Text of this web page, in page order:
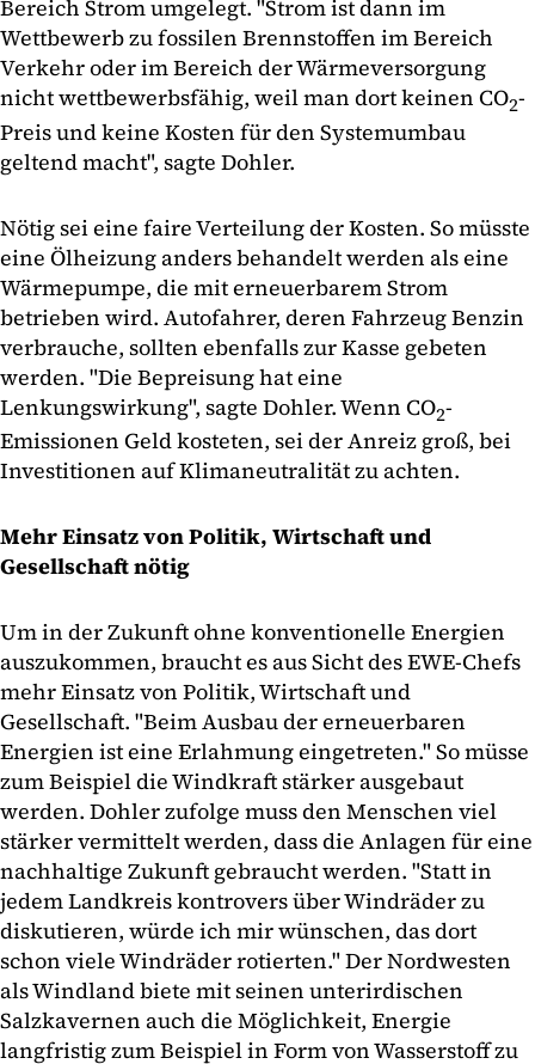
Bereich Strom umgelegt. "Strom ist dann im
Wettbewerb zu fossilen Brennstoffen im Bereich
Verkehr oder im Bereich der Wärmeversorgung
nicht wettbewerbsfähig, weil man dort keinen CO2-
Preis und keine Kosten für den Systemumbau
geltend macht", sagte Dohler.
Nötig sei eine faire Verteilung der Kosten. So müsste
eine Ölheizung anders behandelt werden als eine
Wärmepumpe, die mit erneuerbarem Strom
betrieben wird. Autofahrer, deren Fahrzeug Benzin
verbrauche, sollten ebenfalls zur Kasse gebeten
werden. "Die Bepreisung hat eine
Lenkungswirkung", sagte Dohler. Wenn CO2-
Emissionen Geld kosteten, sei der Anreiz groß, bei
Investitionen auf Klimaneutralität zu achten.
Mehr Einsatz von Politik, Wirtschaft und
Gesellschaft nötig
Um in der Zukunft ohne konventionelle Energien
auszukommen, braucht es aus Sicht des EWE-Chefs
mehr Einsatz von Politik, Wirtschaft und
Gesellschaft. "Beim Ausbau der erneuerbaren
Energien ist eine Erlahmung eingetreten." So müsse
zum Beispiel die Windkraft stärker ausgebaut
werden. Dohler zufolge muss den Menschen viel
stärker vermittelt werden, dass die Anlagen für eine
nachhaltige Zukunft gebraucht werden. "Statt in
jedem Landkreis kontrovers über Windräder zu
diskutieren, würde ich mir wünschen, das dort
schon viele Windräder rotierten." Der Nordwesten
als Windland biete mit seinen unterirdischen
Salzkavernen auch die Möglichkeit, Energie
langfristig zum Beispiel in Form von Wasserstoff zu